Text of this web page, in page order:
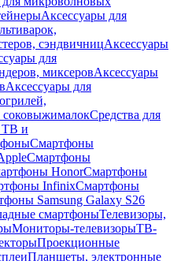
Аксессуары для
сэндвичницАксессуары
для
миксеровАксессуары
Аксессуары для
соковыжималокСредства для
ТВ и
Смартфоны
Смартфоны
HonorСмартфоны
InfinixСмартфоны
Samsung Galaxy S26
смартфоныТелевизоры,
Мониторы-телевизорыТВ-
Проекционные
Планшеты, электронные